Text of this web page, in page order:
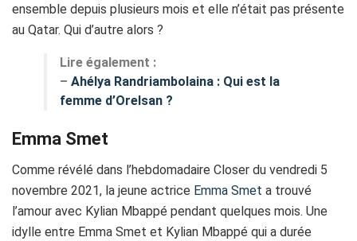
ensemble depuis plusieurs mois et elle n’était pas présente
au Qatar. Qui d’autre alors ?
Lire également :
– Ahélya Randriambolaina : Qui est la
femme d’Orelsan ?
Emma Smet
Comme révélé dans l’hebdomadaire Closer du vendredi 5
novembre 2021, la jeune actrice Emma Smet a trouvé
l’amour avec Kylian Mbappé pendant quelques mois. Une
idylle entre Emma Smet et Kylian Mbappé qui a durée